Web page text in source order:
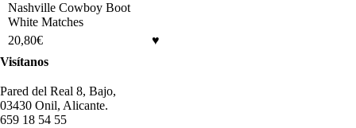
Nashville Cowboy Boot
White Matches
20,80€
Visítanos
Pared del Real 8, Bajo,
03430 Onil, Alicante.
659 18 54 55